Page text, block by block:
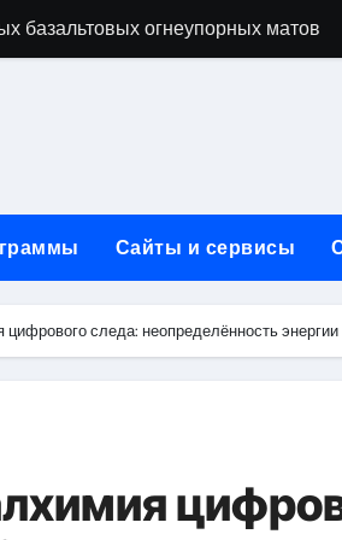
базальтовых огнеупорных матов
+ GEO/AEO — Новая формула
горячие и мобильные
без верификации и участия
принципы SEO, рекламные
Сайты и сервисы
следа: неопределённость